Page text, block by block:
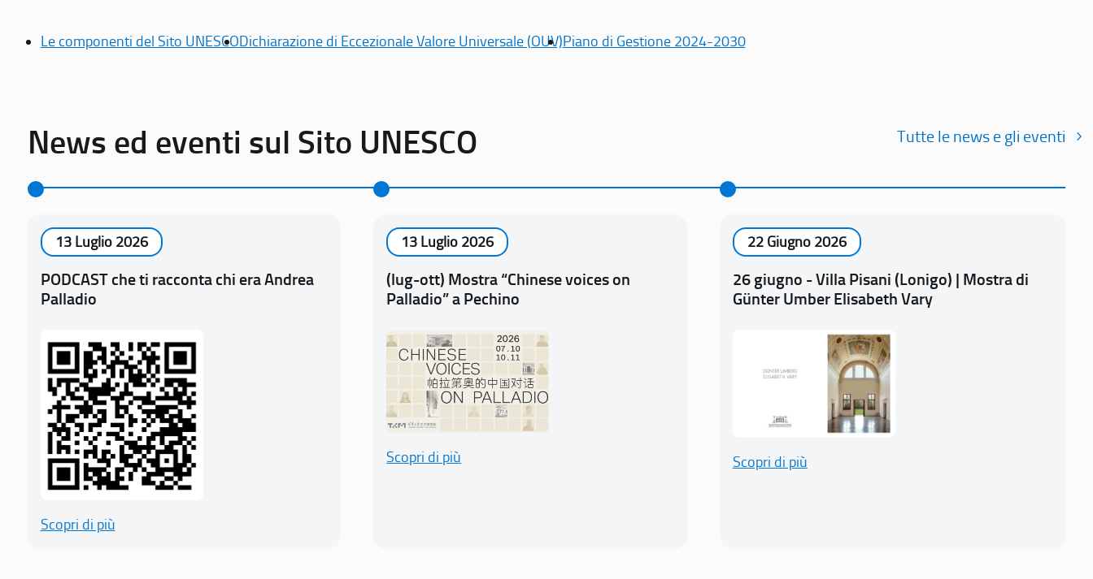
Le componenti del Sito UNESCODichiarazione di Eccezionale Valore Universale (OUV)Piano di Gestione 2024-2030
News ed eventi sul Sito UNESCO Tutte le news e gli eventi
13 Luglio 2026
PODCAST che ti racconta chi era Andrea
Palladio
Scopri di più
13 Luglio 2026
(lug-ott) Mostra “Chinese voices on
Palladio” a Pechino
Scopri di più
22 Giugno 2026
26 giugno - Villa Pisani (Lonigo) | Mostra di
Günter Umber Elisabeth Vary
Scopri di più